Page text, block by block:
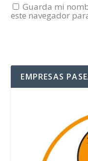
Guarda mi
este navegador
EMPRESAS